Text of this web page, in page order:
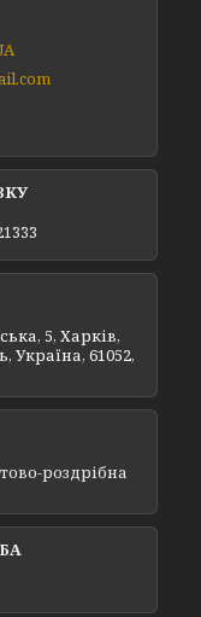
5, Харків,
Україна, 61052,
роздрібна